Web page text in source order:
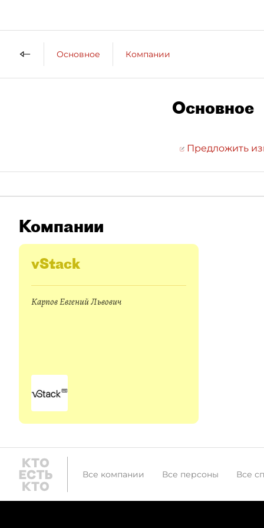
Основное Компании
Основное
Предложить
Компании
vStack
Карпов Евгений Львович
Все компании Все персоны Все